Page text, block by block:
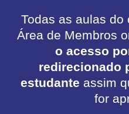
Todas as aulas do
Área de Membros
o acesso
redirecionado
estudante assim
for